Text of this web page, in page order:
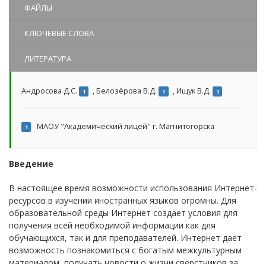
ФАЙЛЫ
КЛЮЧЕВЫЕ СЛОВА
ЛИТЕРАТУРА
Андросова Д.С. 1 ,Белозёрова В.Д. 1 Ищук В.Д. 1
1 МАОУ "Академический лицей" г. Магнитогорска
Введение
В настоящее время возможности использования Интернет-
ресурсов в изучении иностранных языков огромны. Для
образовательной среды Интернет создает условия для
получения всей необходимой информации как для
обучающихся, так и для преподавателей. Интернет дает
возможность познакомиться с богатым межкультурным